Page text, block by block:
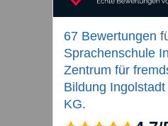
67 Bewertungen
Sprachenschule
Zentrum für
Bildung
KG.